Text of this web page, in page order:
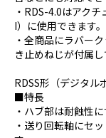
・RDS-4.0はアク
I）に使用できます。
・全商品にラバー
き止めねじが付属し
RDSS形（デジタル
■特長
・ハブ部は耐蝕性
・送り回転軸にセ